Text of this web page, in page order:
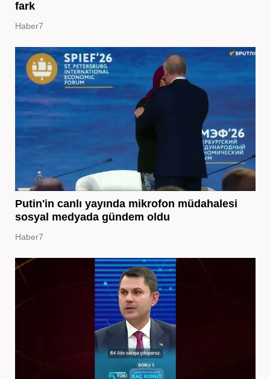
fark
Haber7
Putin'in canlı yayında mikrofon müdahalesi
sosyal medyada gündem oldu
Haber7